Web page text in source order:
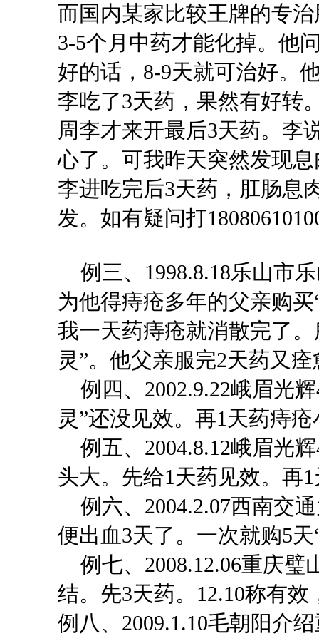
而国内某家比较王牌的专
3-5个月中药才能化掉。他
好的话，8-9天就可治好。
李吃了3天药，果然有好转
周李才来开最后3天药。李
心了。可我昨天突然发现
李进吃完后3天药，肛肠息
发。如有疑问
例三、1998.8.18乐山市
为他得痔疮多年的父亲购买
我一天药痔疮就消散完了
灵”。他父亲服完2天
例四、 2002.9.22峨眉光
灵”还没见效。再1天药痔
例五、2004.8.12峨眉光
头大。先给1天药见效。再
例六、2004.2.07西南交
便出血3天了。一次就购5天
例七、 2008.12.06重庆
结。先3天药。12.10称有效
例八、2009.1.10毛朝阳介